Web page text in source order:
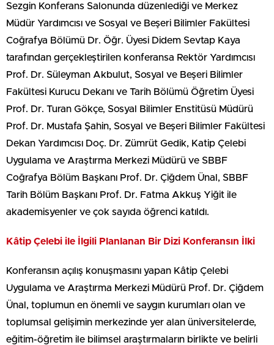
Sezgin Konferans Salonunda düzenlediği ve Merkez
Müdür Yardımcısı ve Sosyal ve Beşeri Bilimler Fakültesi
Coğrafya Bölümü Dr. Öğr. Üyesi Didem Sevtap Kaya
tarafından gerçekleştirilen konferansa Rektör Yardımcısı
Prof. Dr. Süleyman Akbulut, Sosyal ve Beşeri Bilimler
Fakültesi Kurucu Dekanı ve Tarih Bölümü Öğretim Üyesi
Prof. Dr. Turan Gökçe, Sosyal Bilimler Enstitüsü Müdürü
Prof. Dr. Mustafa Şahin, Sosyal ve Beşeri Bilimler Fakültesi
Dekan Yardımcısı Doç. Dr. Zümrüt Gedik, Katip Çelebi
Uygulama ve Araştırma Merkezi Müdürü ve SBBF
Coğrafya Bölüm Başkanı Prof. Dr. Çiğdem Ünal, SBBF
Tarih Bölüm Başkanı Prof. Dr. Fatma Akkuş Yiğit ile
akademisyenler ve çok sayıda öğrenci katıldı.
Kâtip Çelebi ile İlgili Planlanan Bir Dizi Konferansın İlki
Konferansın açılış konuşmasını yapan Kâtip Çelebi
Uygulama ve Araştırma Merkezi Müdürü Prof. Dr. Çiğdem
Ünal, toplumun en önemli ve saygın kurumları olan ve
toplumsal gelişimin merkezinde yer alan üniversitelerde,
eğitim-öğretim ile bilimsel araştırmaların birlikte ve belirli